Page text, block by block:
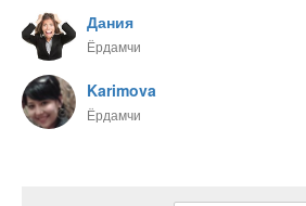
Дания
Ёрдамчи
Karimova
Ёрдамчи